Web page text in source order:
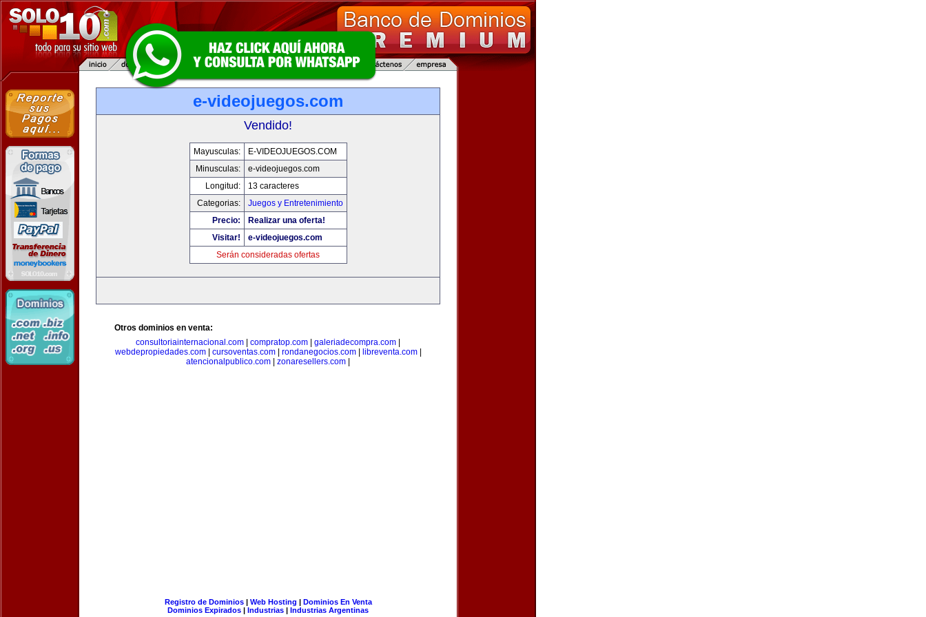
e-videojuegos.com
Vendido!
Mayusculas:
E-VIDEOJUEGOS.COM
Minusculas:
e-videojuegos.com
Longitud:
13 caracteres
Categorias:
Juegos y Entretenimiento
Precio:
Realizar una oferta!
Visitar!
e-videojuegos.com
Serán consideradas ofertas
Otros dominios en venta:
consultoriainternacional.com
compratop.com galeriadecompra.com
webdepropiedades.com| cursoventas.com| rondanegocios.com| libreventa.com|
atencionalpublico.com
zonaresellers.com
Registro de Dominios| Web Hosting | Dominios En Venta
Dominios Expirados | Industrias | Industrias Argentinas